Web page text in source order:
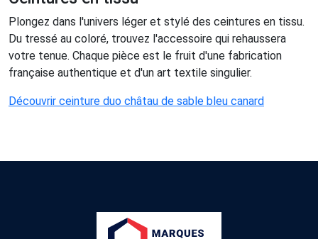
Plongez dans l'univers léger et stylé des ceintures en tissu.
Du tressé au coloré, trouvez l'accessoire qui rehaussera
votre tenue. Chaque pièce est le fruit d'une fabrication
française authentique et d'un art textile singulier.
Découvrir ceinture duo châtau de sable bleu canard